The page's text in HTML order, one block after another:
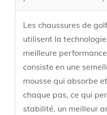
Les chaussures de
utilisent la
meilleure
consiste en une
mousse qui absorbe
chaque pas, ce qui
stabilité, un meilleur